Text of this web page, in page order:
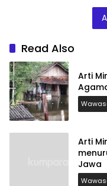
Read Also
Arti
Arti
Jawa